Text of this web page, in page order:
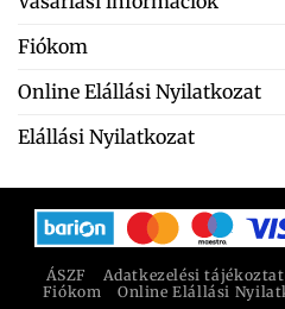
Fiókom
Online Elállási Nyilatkozat
Elállási Nyilatkozat
ÁSZF Adatkezelési
Fiókom
Online Elállási